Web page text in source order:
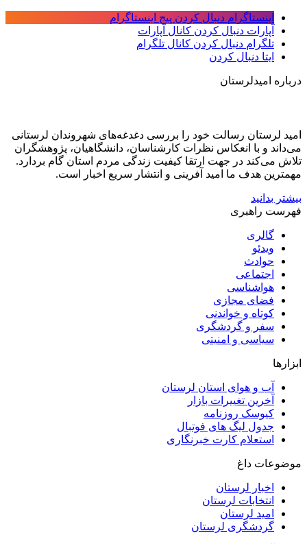
اینستاگرام دنبال کردن پیج اینستاگرام
آپارات دنبال کردن کانال آپارات
تلگرام دنبال کردن کانال تلگرام
ایتا دنبال کردن
درباره امیدلرستان
امید لرستان رسالت خود را بررسی دغدغه‌های شهروندان لرستانی
می‌داند و با انعکاس نظرات کارشناسان، دانشگاهیان، پژوهشگران
تلاش می‌کند در جهت ارتقا کیفیت زندگی مردم استان گام بردارد.
مهمترین هدف ما امید آفرینی و انتشار سریع اخبار است.
بیشتر بدانید
فهرست راهبری
گالری
ویدئو
حوادث
اجتماعی
هواشناسی
فضای مجازی
کوتاه و خواندنی
سفر و گردشگری
سیاسی و امنیتی
ابزارها
آب و هوای استان لرستان
آخرین تغییرات بازار
کیوسک روزنامه
جدول لیگ های فوتبال
استعلام کارت خبرنگاری
موضوعات داغ
اخبار لرستان
انتخابات لرستان
امید لرستان
گردشگری لرستان